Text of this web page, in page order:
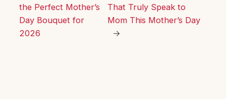
the Perfect Mother’s
Day Bouquet for
2026
That Truly Speak to
Mom This Mother’s Day
→